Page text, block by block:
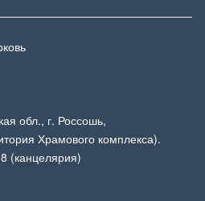
обл., г. Россошь,
Храмового комплекса).
(канцелярия)